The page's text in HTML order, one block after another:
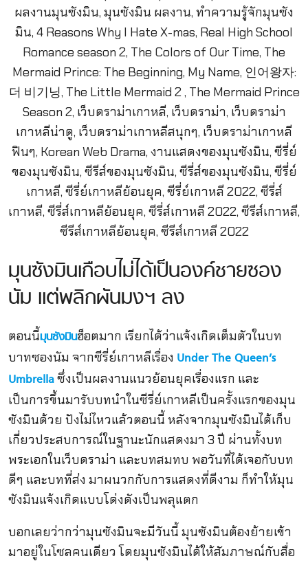
มุนซังมินเกือบไม่ได้เป็นองค์ชายซอง
นัม แต่พลิกผันมงฯ ลง
ตอนนี้มุนซังมินฮ็อตมาก เรียกได้ว่าแจ้งเกิดเต็มตัวในบท
บาทซองนัม จากซีรี่ย์เกาหลีเรื่อง Under The Queen’s
Umbrellaซึ่งเป็นผลงานแนวย้อนยุคเรื่องแรก และ
เป็นการขึ้นมารับบทนำในซีรี่ย์เกาหลีเป็นครั้งแรกของมุน
ซังมินด้วย ปังไม่ไหวแล้วตอนนี้ หลังจากมุนซังมินได้เก็บ
เกี่ยวประสบการณ์ในฐานะนักแสดงมา 3 ปี ผ่านทั้งบท
พระเอกในเว็บดราม่า และบทสมทบ พอวันที่ได้เจอกับบท
ดีๆ และบทที่ส่ง มาผนวกกับการแสดงที่ดีงาม ก็ทำให้มุน
ซังมินแจ้งเกิดแบบโด่งดังเป็นพลุแตก
บอกเลยว่ากว่ามุนซังมินจะมีวันนี้ มุนซังมินต้องย้ายเข้า
มาอยู่ในโซลคนเดียว โดยมุนซังมินได้ให้สัมภาษณ์กับสื่อ